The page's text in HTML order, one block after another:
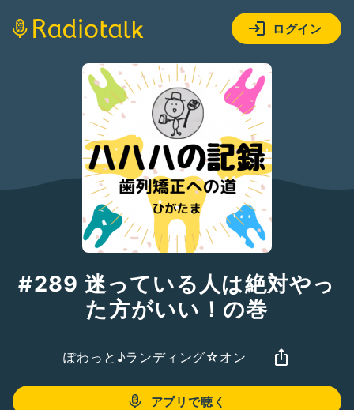
ログイン
#289 迷っている人は絶対やっ
た方がいい！の巻
ぽわっと♪ランディング☆オン
アプリで聴く